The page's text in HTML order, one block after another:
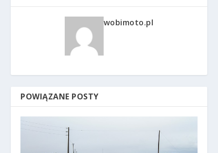
wobimoto.pl
POWIĄZANE POSTY